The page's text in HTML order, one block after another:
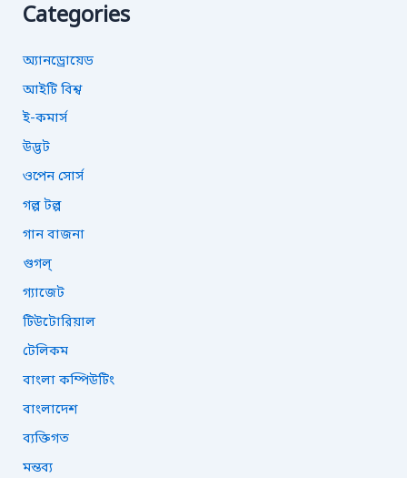
r
f
o
:
Categories
অ্যানড্রোয়েড
আইটি বিশ্ব
ই-কমার্স
উদ্ভট
ওপেন সোর্স
গল্প টল্প
গান বাজনা
গুগল্
গ্যাজেট
টিউটোরিয়াল
টেলিকম
বাংলা কম্পিউটিং
বাংলাদেশ
ব্যক্তিগত
মন্তব্য